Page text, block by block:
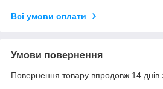
Всі умови оплати
Умови повернення
Повернення товару впродовж 14 днів